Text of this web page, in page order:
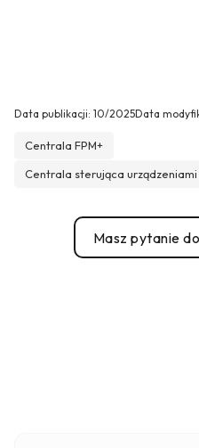
Data publikacji: 10/2025Data
Centrala FPM+
Centrala sterująca
Masz pytanie